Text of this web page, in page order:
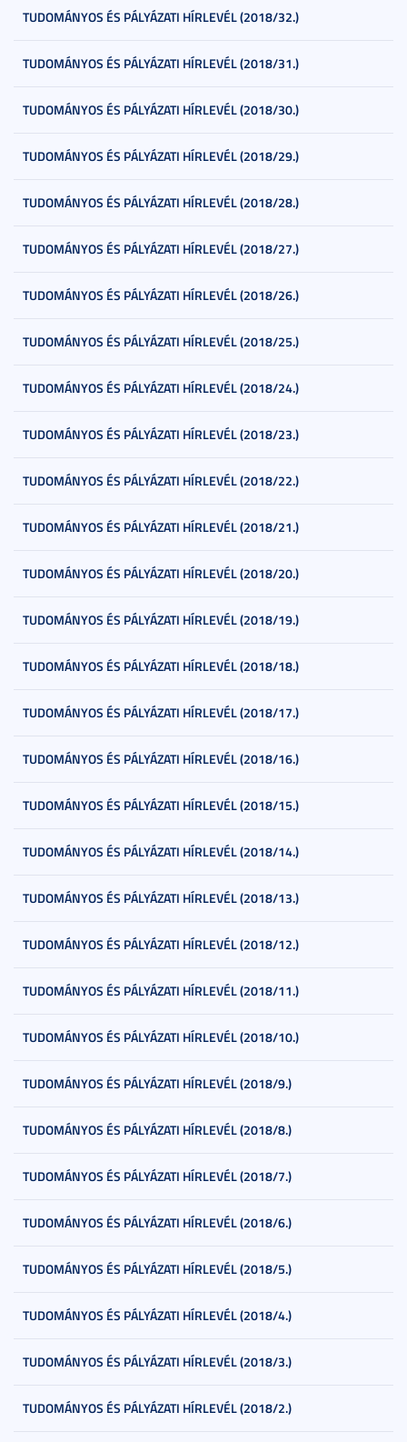
TUDOMÁNYOS ÉS PÁLYÁZATI HÍRLEVÉL (2018/32.)
TUDOMÁNYOS ÉS PÁLYÁZATI HÍRLEVÉL (2018/31.)
TUDOMÁNYOS ÉS PÁLYÁZATI HÍRLEVÉL (2018/30.)
TUDOMÁNYOS ÉS PÁLYÁZATI HÍRLEVÉL (2018/29.)
TUDOMÁNYOS ÉS PÁLYÁZATI HÍRLEVÉL (2018/28.)
TUDOMÁNYOS ÉS PÁLYÁZATI HÍRLEVÉL (2018/27.)
TUDOMÁNYOS ÉS PÁLYÁZATI HÍRLEVÉL (2018/26.)
TUDOMÁNYOS ÉS PÁLYÁZATI HÍRLEVÉL (2018/25.)
TUDOMÁNYOS ÉS PÁLYÁZATI HÍRLEVÉL (2018/24.)
TUDOMÁNYOS ÉS PÁLYÁZATI HÍRLEVÉL (2018/23.)
TUDOMÁNYOS ÉS PÁLYÁZATI HÍRLEVÉL (2018/22.)
TUDOMÁNYOS ÉS PÁLYÁZATI HÍRLEVÉL (2018/21.)
TUDOMÁNYOS ÉS PÁLYÁZATI HÍRLEVÉL (2018/20.)
TUDOMÁNYOS ÉS PÁLYÁZATI HÍRLEVÉL (2018/19.)
TUDOMÁNYOS ÉS PÁLYÁZATI HÍRLEVÉL (2018/18.)
TUDOMÁNYOS ÉS PÁLYÁZATI HÍRLEVÉL (2018/17.)
TUDOMÁNYOS ÉS PÁLYÁZATI HÍRLEVÉL (2018/16.)
TUDOMÁNYOS ÉS PÁLYÁZATI HÍRLEVÉL (2018/15.)
TUDOMÁNYOS ÉS PÁLYÁZATI HÍRLEVÉL (2018/14.)
TUDOMÁNYOS ÉS PÁLYÁZATI HÍRLEVÉL (2018/13.)
TUDOMÁNYOS ÉS PÁLYÁZATI HÍRLEVÉL (2018/12.)
TUDOMÁNYOS ÉS PÁLYÁZATI HÍRLEVÉL (2018/11.)
TUDOMÁNYOS ÉS PÁLYÁZATI HÍRLEVÉL (2018/10.)
TUDOMÁNYOS ÉS PÁLYÁZATI HÍRLEVÉL (2018/9.)
TUDOMÁNYOS ÉS PÁLYÁZATI HÍRLEVÉL (2018/8.)
TUDOMÁNYOS ÉS PÁLYÁZATI HÍRLEVÉL (2018/7.)
TUDOMÁNYOS ÉS PÁLYÁZATI HÍRLEVÉL (2018/6.)
TUDOMÁNYOS ÉS PÁLYÁZATI HÍRLEVÉL (2018/5.)
TUDOMÁNYOS ÉS PÁLYÁZATI HÍRLEVÉL (2018/4.)
TUDOMÁNYOS ÉS PÁLYÁZATI HÍRLEVÉL (2018/3.)
TUDOMÁNYOS ÉS PÁLYÁZATI HÍRLEVÉL (2018/2.)